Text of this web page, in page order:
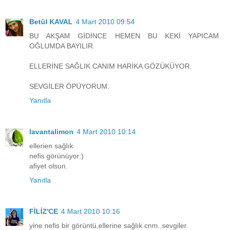
Betül KAVAL 4 Mart 2010 09:54
BU AKŞAM GİDİNCE HEMEN BU KEKİ YAPICAM.
OĞLUMDA BAYILIR.
ELLERİNE SAĞLIK CANIM HARİKA GÖZÜKÜYOR.
SEVGİLER ÖPÜYORUM.
Yanıtla
lavantalimon 4 Mart 2010 10:14
ellerien sağlık
nefis görünüyor:)
afiyet olsun.
Yanıtla
FİLİZ'CE 4 Mart 2010 10:16
yine nefis bir görüntü,ellerine sağlık cnm..sevgiler.